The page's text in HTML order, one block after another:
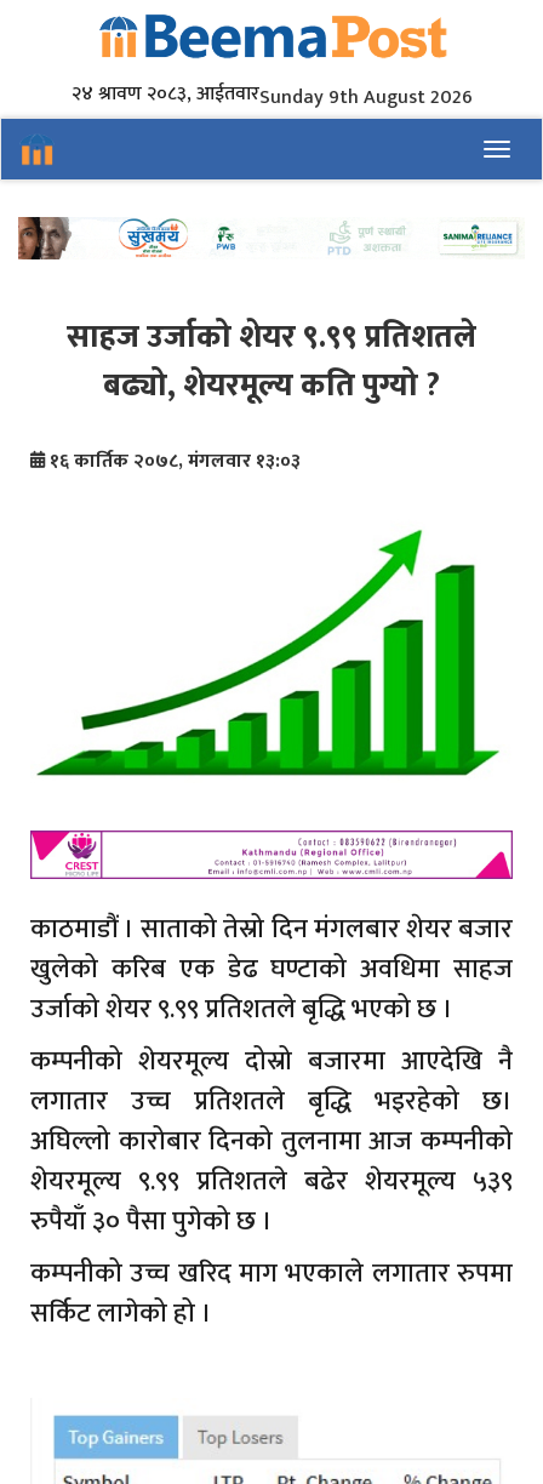
२४ श्रावण २०८३, आईतवारSunday 9th August 2026
साहज उर्जाको शेयर ९.९९ प्रतिशतले
बढ्यो, शेयरमूल्य कति पुग्यो ?
१६ कार्तिक २०७८, मंगलवार १३:०३
काठमाडौं । साताको तेस्रो दिन मंगलबार शेयर बजार
खुलेको करिब एक डेढ घण्टाको अवधिमा साहज
उर्जाको शेयर ९.९९ प्रतिशतले बृद्धि भएको छ ।
कम्पनीको शेयरमूल्य दोस्रो बजारमा आएदेखि नै
लगातार उच्च प्रतिशतले बृद्धि भइरहेको छ।
अघिल्लो कारोबार दिनको तुलनामा आज कम्पनीको
शेयरमूल्य ९.९९ प्रतिशतले बढेर शेयरमूल्य ५३९
रुपैयाँ ३० पैसा पुगेको छ ।
कम्पनीको उच्च खरिद माग भएकाले लगातार रुपमा
सर्किट लागेको हो ।